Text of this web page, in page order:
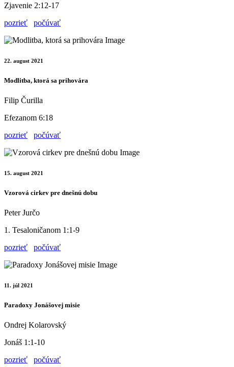
Zjavenie 2:12-17
pozrieť
počúvať
22. august 2021
Modlitba, ktorá sa prihovára
Filip Čurilla
Efezanom 6:18
pozrieť
počúvať
15. august 2021
Vzorová cirkev pre dnešnú dobu
Peter Jurčo
1. Tesaloničanom 1:1-9
pozrieť
počúvať
11. júl 2021
Paradoxy Jonášovej misie
Ondrej Kolarovský
Jonáš 1:1-10
pozrieť
počúvať